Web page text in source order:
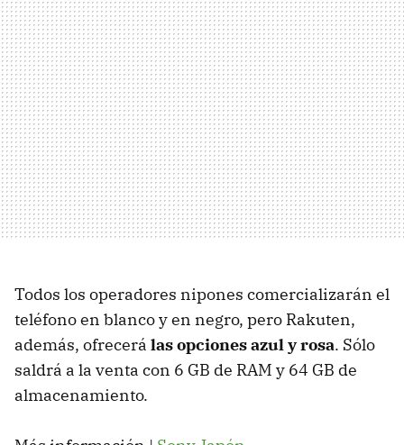
Todos los operadores nipones comercializarán el
teléfono en blanco y en negro, pero Rakuten,
además, ofrecerá las opciones azul y rosa. Sólo
saldrá a la venta con 6 GB de RAM y 64 GB de
almacenamiento.